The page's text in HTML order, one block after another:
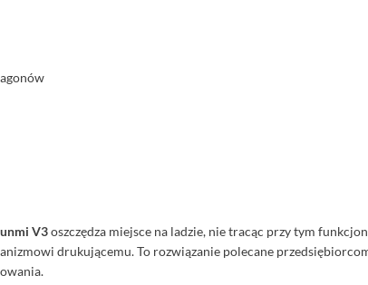
V3oszczędza miejsce na ladzie, nie tracąc przy tym
drukującemu. To rozwiązanie polecane